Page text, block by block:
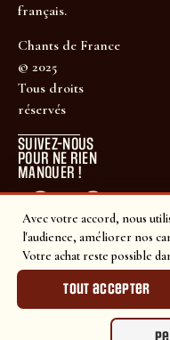
Avec votre accord, nous
l'audience, améliorer nos
Votre achat reste possible
Tout accepter
français.
Chants de France
© 2025
Tous droits
réservés
SUIVEZ-NOUS
POUR NE RIEN
MANQUER !